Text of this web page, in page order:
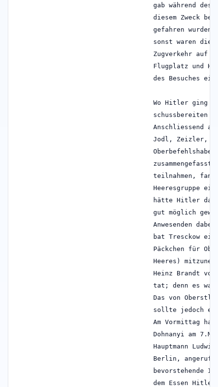
gab während
diesem Zweck
gefahren
sonst waren die
Zugverkehr auf
Flugplatz und
des Besuches
Wo Hitler ging
schussbereiten
Anschliessend
Jodl, Zeizler,
teilnahmen, fand
Heeresgruppe
hätte Hitler
gut möglich
Anwesenden
bat Tresckow
Päckchen für
Heeres)
Heinz Brandt
tat; denn es war
Das von
sollte jedoch
Am Vormittag
Dohnanyi am
Hauptmann
Berlin,
bevorstehende
dem Essen